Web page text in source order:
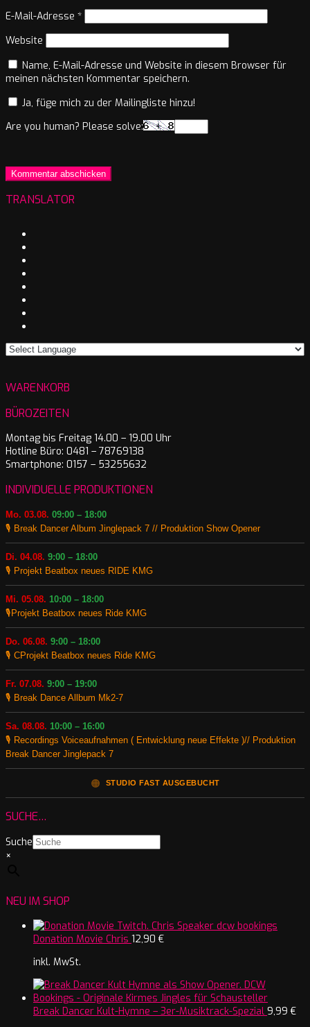
E-Mail-Adresse *
Website
Name, E-Mail-Adresse und Website in diesem Browser für
meinen nächsten Kommentar speichern.
Ja, füge mich zu der Mailingliste hinzu!
Are you human? Please solve:
TRANSLATOR
WARENKORB
BÜROZEITEN
Montag bis Freitag 14.00 – 19.00 Uhr
Hotline Büro: 0481 – 78769138
Smartphone: 0157 – 53255632
INDIVIDUELLE PRODUKTIONEN
Mo. 03.08. 09:00 – 18:00
🎙️ Break Dancer Album Jinglepack 7 // Produktion Show Opener
Di. 04.08. 9:00 – 18:00
🎙️ Projekt Beatbox neues RIDE KMG
Mi. 05.08. 10:00 – 18:00
🎙️Projekt Beatbox neues Ride KMG
Do. 06.08. 9:00 – 18:00
🎙️ CProjekt Beatbox neues Ride KMG
Fr. 07.08. 9:00 – 19:00
🎙️ Break Dance Allbum Mk2-7
Sa. 08.08. 10:00 – 16:00
🎙️ Recordings Voiceaufnahmen ( Entwicklung neue Effekte )// Produktion
Break Dancer Jinglepack 7
🟠 STUDIO FAST AUSGEBUCHT
SUCHE…
Suche
×
NEU IM SHOP
Donation Movie Chris 12,90 €
inkl. MwSt.
Break Dancer Kult-Hymne – 3er-Musiktrack-Spezial 9,99 €